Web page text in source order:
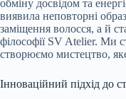
обміну досвідом та
виявила неповторні
заміщення волосся, а й
філософії SV Atelier. Ми
створюємо мистецтво,
Інноваційний підхід до